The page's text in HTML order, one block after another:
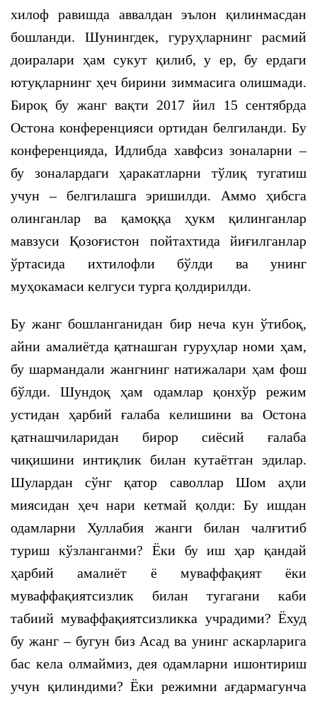
хилоф равишда аввалдан эълон қилинмасдан
бошланди. Шунингдек, гуруҳларнинг расмий
доиралари ҳам сукут қилиб, у ер, бу ердаги
ютуқларнинг ҳеч бирини зиммасига олишмади.
Бироқ бу жанг вақти 2017 йил 15 сентябрда
Остона конференцияси ортидан белгиланди. Бу
конференцияда, Идлибда хавфсиз зоналарни –
бу зоналардаги ҳаракатларни тўлиқ тугатиш
учун – белгилашга эришилди. Аммо ҳибсга
олинганлар ва қамоққа ҳукм қилинганлар
мавзуси Қозоғистон пойтахтида йиғилганлар
ўртасида ихтилофли бўлди ва унинг
муҳокамаси келгуси турга қолдирилди.
Бу жанг бошланганидан бир неча кун ўтибоқ,
айни амалиётда қатнашган гуруҳлар номи ҳам,
бу шармандали жангнинг натижалари ҳам фош
бўлди. Шундоқ ҳам одамлар қонхўр режим
устидан ҳарбий ғалаба келишини ва Остона
қатнашчиларидан бирор сиёсий ғалаба
чиқишини интиқлик билан кутаётган эдилар.
Шулардан сўнг қатор саволлар Шом аҳли
миясидан ҳеч нари кетмай қолди: Бу ишдан
одамларни Хуллабия жанги билан чалғитиб
туриш кўзланганми? Ёки бу иш ҳар қандай
ҳарбий амалиёт ё муваффақият ёки
муваффақиятсизлик билан тугагани каби
табиий муваффақиятсизликка учрадими? Ёхуд
бу жанг – бугун биз Асад ва унинг аскарларига
бас кела олмаймиз, дея одамларни ишонтириш
учун қилиндими? Ёки режимни ағдармагунча